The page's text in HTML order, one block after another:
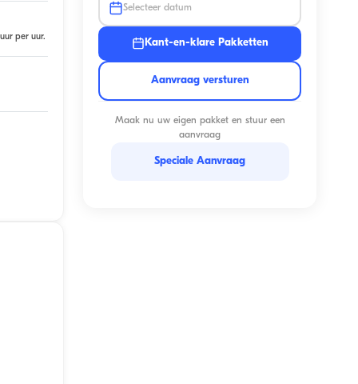
per uur.
Selecteer datum
Kant-en-klare Pakketten
Aanvraag versturen
Maak nu uw eigen pakket en stuur een
aanvraag
Speciale Aanvraag